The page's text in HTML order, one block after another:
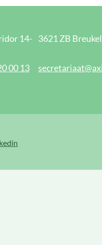
14-
3621 ZB
00 13